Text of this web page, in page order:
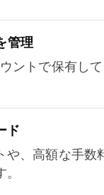
管理
ントで保有し
ド
や、高額な手数